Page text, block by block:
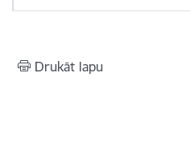
Drukāt lapu